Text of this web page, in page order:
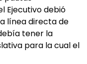
Ejecutivo debió
línea directa de
tener la
para la cual el